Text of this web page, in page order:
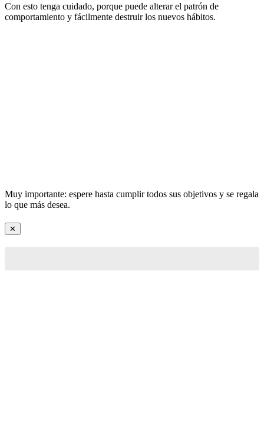
Con esto tenga cuidado, porque puede alterar el patrón de
comportamiento y fácilmente destruir los nuevos hábitos.
Muy importante: espere hasta cumplir todos sus objetivos y se regala
lo que más desea.
✕